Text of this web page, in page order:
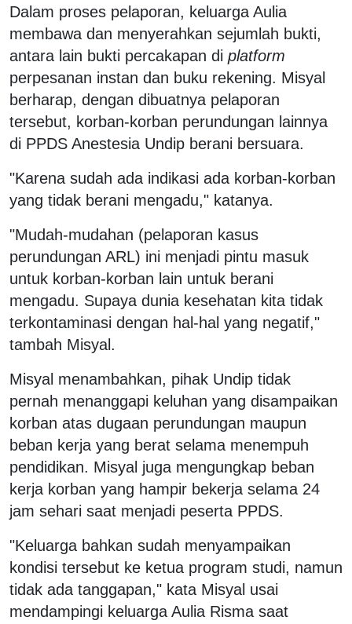
Dalam proses pelaporan, keluarga Aulia
membawa dan menyerahkan sejumlah bukti,
antara lain bukti percakapan di platform
perpesanan instan dan buku rekening. Misyal
berharap, dengan dibuatnya pelaporan
tersebut, korban-korban perundungan lainnya
di PPDS Anestesia Undip berani bersuara.
"Karena sudah ada indikasi ada korban-korban
yang tidak berani mengadu," katanya.
"Mudah-mudahan (pelaporan kasus
perundungan ARL) ini menjadi pintu masuk
untuk korban-korban lain untuk berani
mengadu. Supaya dunia kesehatan kita tidak
terkontaminasi dengan hal-hal yang negatif,"
tambah Misyal.
Misyal menambahkan, pihak Undip tidak
pernah menanggapi keluhan yang disampaikan
korban atas dugaan perundungan maupun
beban kerja yang berat selama menempuh
pendidikan. Misyal juga mengungkap beban
kerja korban yang hampir bekerja selama 24
jam sehari saat menjadi peserta PPDS.
"Keluarga bahkan sudah menyampaikan
kondisi tersebut ke ketua program studi, namun
tidak ada tanggapan," kata Misyal usai
mendampingi keluarga Aulia Risma saat